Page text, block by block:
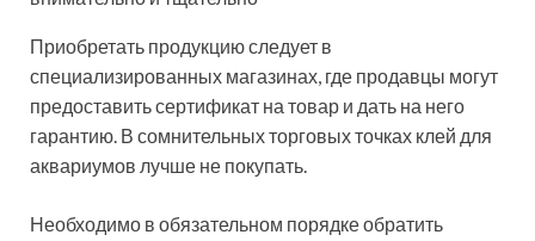
Приобретать продукцию следует в
специализированных магазинах, где продавцы могут
предоставить сертификат на товар и дать на него
гарантию. В сомнительных торговых точках клей для
аквариумов лучше не покупать.
Необходимо в обязательном порядке обратить